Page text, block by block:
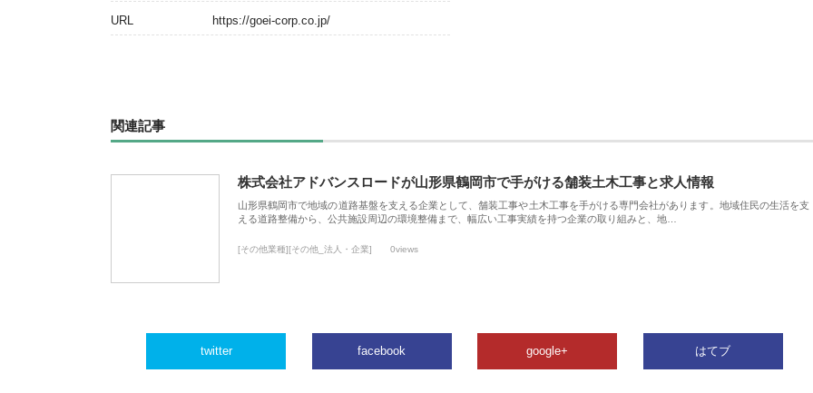
URL https://goei-corp.co.jp/
関連記事
株式会社アドバンスロードが山形県鶴岡市で手がける舗装土木工事と求人情報
山形県鶴岡市で地域の道路基盤を支える企業として、舗装工事や土木工事を手がける専門会社があります。地域住民の生活を支
える道路整備から、公共施設周辺の環境整備まで、幅広い工事実績を持つ企業の取り組みと、地…
[その他業種][その他_法人・企業] 0views
twitter facebook google+ はてブ